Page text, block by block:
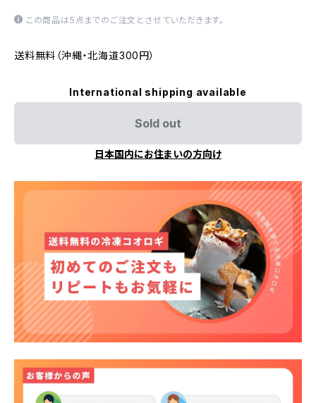
この商品は5点までのご注文とさせていただきます。
送料無料（沖縄・北海道300円）
International shipping available
Sold out
日本国内にお住まいの方向け